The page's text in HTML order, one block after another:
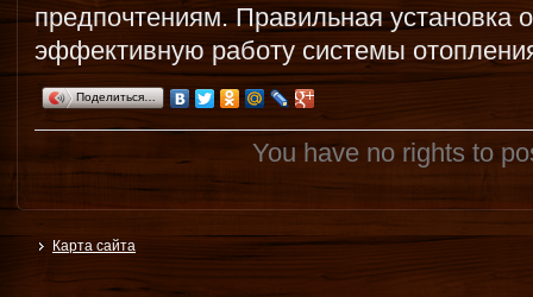
предпочтениям. Правильная установка
эффективную работу системы
Поделиться…
You have no rights to
Карта сайта